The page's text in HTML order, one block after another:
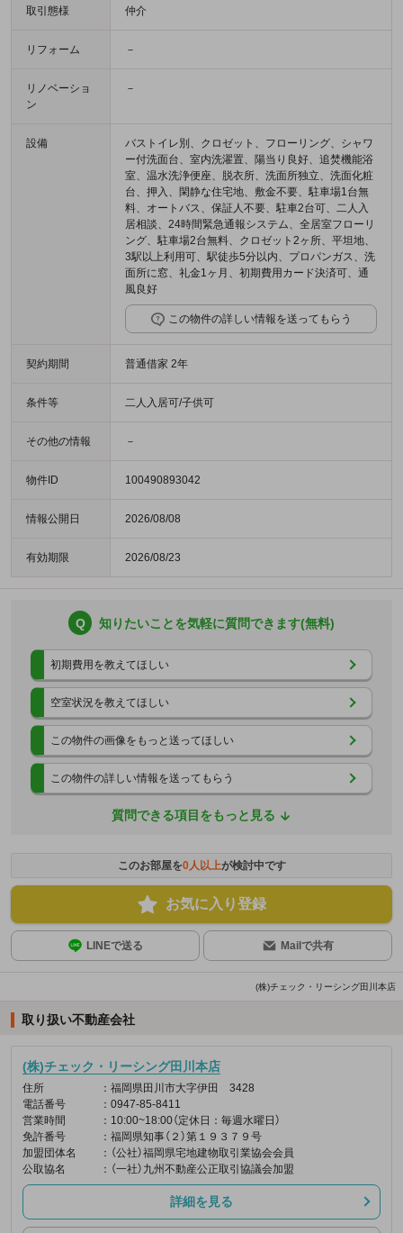
取引態様 仲介
リフォーム －
リノベーショ
ン
－
設備
バストイレ別、クロゼット、フローリング、シャワ
ー付洗面台、室内洗濯置、陽当り良好、追焚機能浴
室、温水洗浄便座、脱衣所、洗面所独立、洗面化粧
台、押入、閑静な住宅地、敷金不要、駐車場1台無
料、オートバス、保証人不要、駐車2台可、二人入
居相談、24時間緊急通報システム、全居室フローリ
ング、駐車場2台無料、クロゼット2ヶ所、平坦地、
3駅以上利用可、駅徒歩5分以内、プロパンガス、洗
面所に窓、礼金1ヶ月、初期費用カード決済可、通
風良好
この物件の詳しい情報を送ってもらう
契約期間 普通借家 2年
条件等 二人入居可/子供可
その他の情報 －
物件ID 100490893042
情報公開日 2026/08/08
有効期限 2026/08/23
Q 知りたいことを気軽に質問できます(無料)
初期費用を教えてほしい
空室状況を教えてほしい
この物件の画像をもっと送ってほしい
この物件の詳しい情報を送ってもらう
質問できる項目をもっと見る
このお部屋を0人以上が検討中です
お気に入り登録
LINEで送る Mailで共有
(株)チェック・リーシング田川本店
取り扱い不動産会社
(株)チェック・リーシング田川本店
住所
：福岡県田川市大字伊田 3428
電話番号
：0947-85-8411
営業時間
：10:00~18:00（定休日：毎週水曜日）
免許番号
：福岡県知事（２）第１９３７９号
加盟団体名
：（公社）福岡県宅地建物取引業協会会員
公取協名
：（一社）九州不動産公正取引協議会加盟
詳細を見る